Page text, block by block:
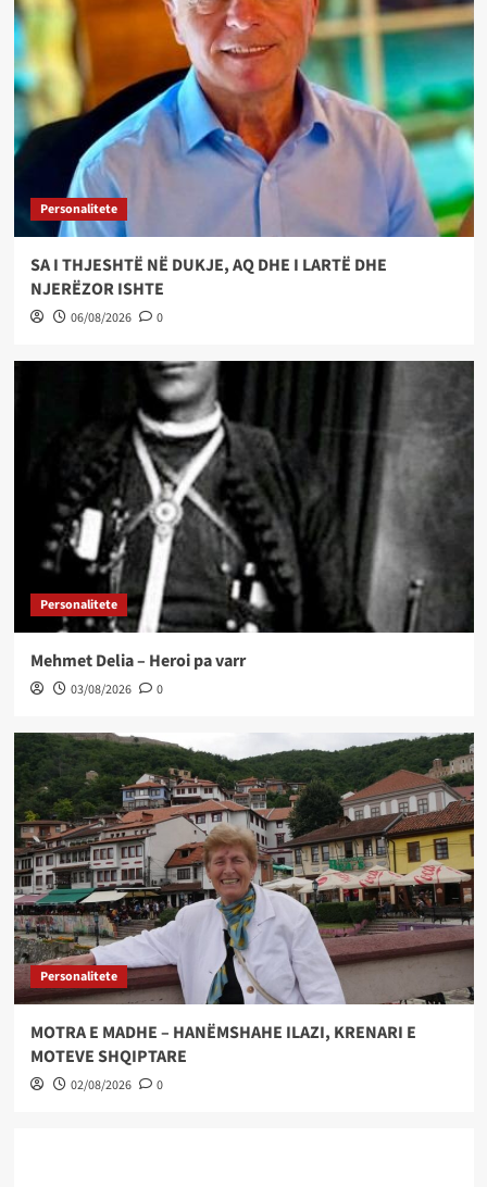
Personalitete
SA I THJESHTË NË DUKJE, AQ DHE I LARTË DHE
NJERËZOR ISHTE
06/08/2026 0
Personalitete
Mehmet Delia – Heroi pa varr
03/08/2026 0
Personalitete
MOTRA E MADHE – HANËMSHAHE ILAZI, KRENARI E
MOTEVE SHQIPTARE
02/08/2026 0